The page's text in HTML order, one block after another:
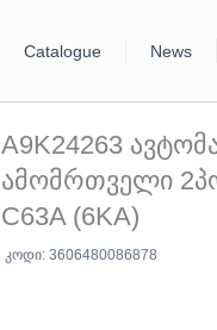
Catalogue News
A9K24263
ამომრთველი
C63A (6KA)
კოდი: 3606480086878